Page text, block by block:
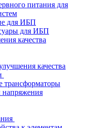
питания для
для ИБП
для ИБП
качества
качества
трансформаторы
напряжения